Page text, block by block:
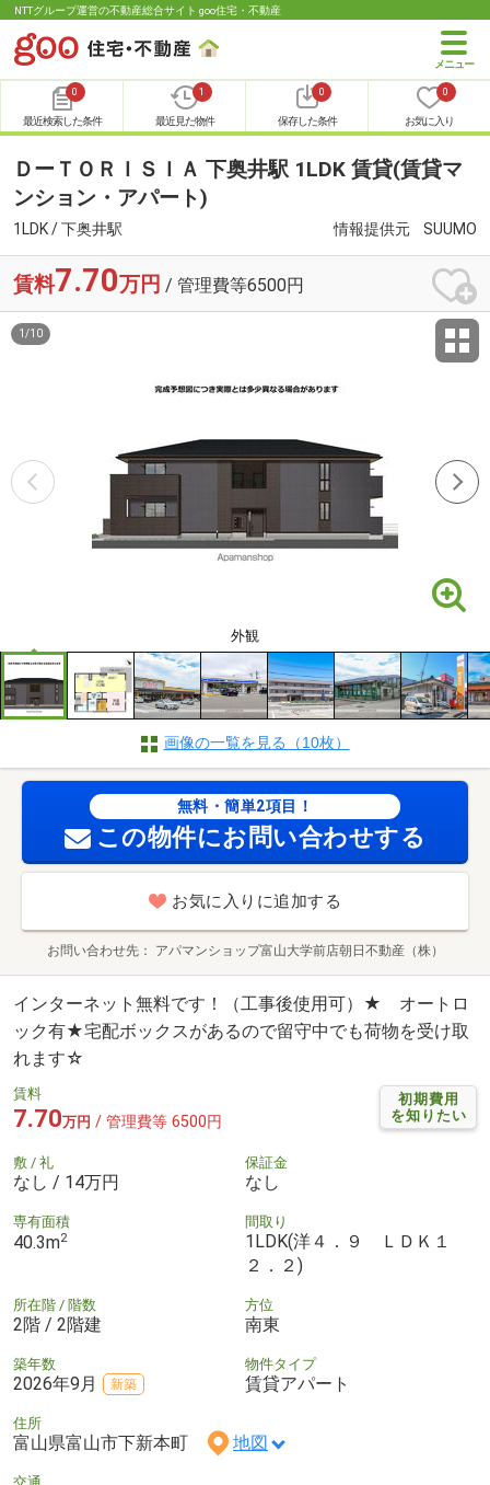
NTTグループ運営の不動産総合サイト goo住宅・不動産
0
最近検索した条件
1
最近見た物件
0
保存した条件
0
お気に入り
ＤーＴＯＲＩＳＩＡ 下奥井駅 1LDK 賃貸(賃貸マ
ンション・アパート)
1LDK / 下奥井駅 情報提供元 SUUMO
賃料7.70万円 / 管理費等6500円
外観
1 /10
画像の一覧を見る（10枚）
無料・簡単2項目！
この物件にお問い合わせする
お気に入りに追加する
お問い合わせ先 アパマンショップ富山大学前店朝日不動産（株）
インターネット無料です！（工事後使用可）★ オートロ
ック有★宅配ボックスがあるので留守中でも荷物を受け取
れます☆
初期費用
を知りたい
賃料
7.70万円 / 管理費等 6500円
敷 / 礼
なし / 14万円
保証金
なし
専有面積
40.3m2
間取り
1LDK(洋４．９ ＬＤＫ１
２．２)
所在階 / 階数
2階 / 2階建
方位
南東
築年数
2026年9月 新築
物件タイプ
賃貸アパート
住所
富山県富山市下新本町 地図